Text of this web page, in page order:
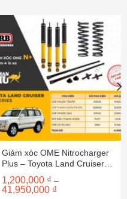
Giảm xóc OME Nitrocharger
Plus – Toyota Land Cruiser
100
1,200,000 ₫ –
41,950,000 ₫